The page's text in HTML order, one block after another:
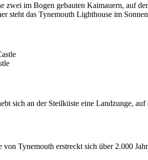
zwei im Bogen gebauten Kaimauern, auf
steht das Tynemouth Lighthouse im
sich an der Steilküste eine Landzunge, auf
Tynemouth erstreckt sich über 2.000